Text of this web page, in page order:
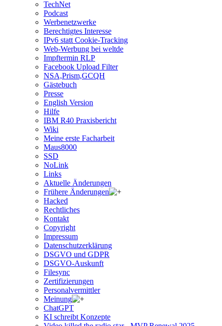
TechNet
Podcast
Werbenetzwerke
Berechtigtes Interesse
IPv6 statt Cookie-Tracking
Web-Werbung bei weltde
Impftermin RLP
Facebook Upload Filter
NSA,Prism,GCQH
Gästebuch
Presse
English Version
Hilfe
IBM R40 Praxisbericht
Wiki
Meine erste Facharbeit
Maus8000
SSD
NoLink
Links
Aktuelle Änderungen
Frühere Änderungen
Hacked
Rechtliches
Kontakt
Copyright
Impressum
Datenschutzerklärung
DSGVO und GDPR
DSGVO-Auskunft
Filesync
Zertifizierungen
Personalvermittler
Meinung
ChatGPT
KI schreibt Konzepte